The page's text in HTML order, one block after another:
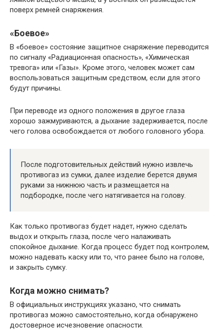
поверх ремней снаряжения.
«Боевое»
В «боевое» состояние защитное снаряжение переводится
по сигналу «Радиационная опасность», «Химическая
тревога» или «Газы». Кроме этого, человек может сам
воспользоваться защитным средством, если для этого
будут причины.
При переводе из одного положения в другое глаза
хорошо зажмуриваются, а дыхание задерживается, после
чего голова освобождается от любого головного убора.
После подготовительных действий нужно извлечь
противогаз из сумки, далее изделие берется двумя
руками за нижнюю часть и размещается на
подбородке, после чего натягивается на голову.
Как только противогаз будет надет, нужно сделать
выдох и открыть глаза, после чего налаживать
спокойное дыхание. Когда процесс будет под контролем,
можно надевать каску или то, что ранее было на голове,
и закрыть сумку.
Когда можно снимать?
В официальных инструкциях указано, что снимать
противогаз можно самостоятельно, когда обнаружено
достоверное исчезновение опасности.